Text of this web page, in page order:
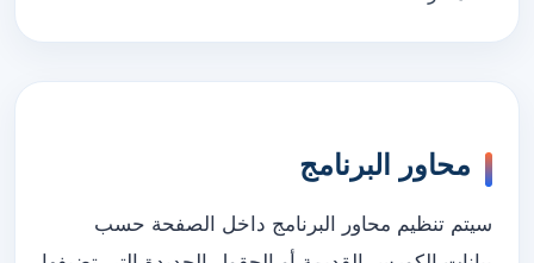
محاور البرنامج
سيتم تنظيم محاور البرنامج داخل الصفحة حسب